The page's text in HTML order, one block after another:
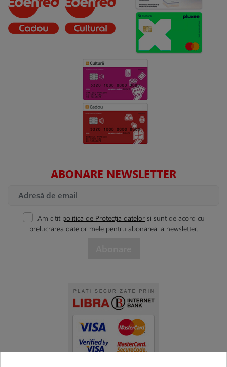
ABONARE NEWSLETTER
Am citit politica de Protecția datelor și sunt de acord cu
prelucrarea datelor mele pentru abonarea la newsletter.